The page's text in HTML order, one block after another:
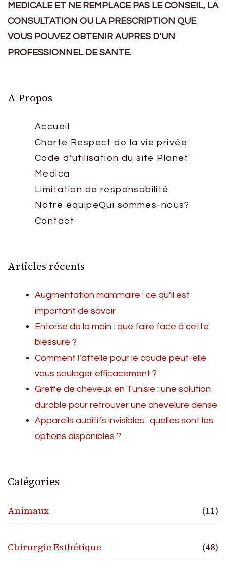
MEDICALE ET NE REMPLACE PAS LE CONSEIL, LA
CONSULTATION OU LA PRESCRIPTION QUE
VOUS POUVEZ OBTENIR AUPRES D’UN
PROFESSIONNEL DE SANTE.
A Propos
Accueil
Charte Respect de la vie privée
Code d’utilisation du site Planet
Medica
Limitation de responsabilité
Notre équipeQui sommes-nous?
Contact
Articles récents
Augmentation mammaire : ce qu’il est
important de savoir
Entorse de la main : que faire face à cette
blessure ?
Comment l’attelle pour le coude peut-elle
vous soulager efficacement ?
Greffe de cheveux en Tunisie : une solution
durable pour retrouver une chevelure dense
Appareils auditifs invisibles : quelles sont les
options disponibles ?
Catégories
Animaux (11)
Chirurgie Esthétique (48)